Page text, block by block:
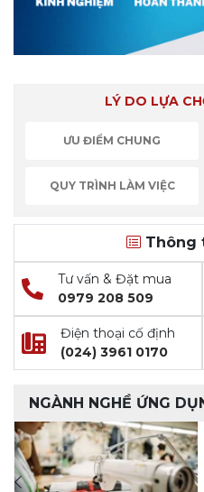
LÝ DO LỰA
ƯU ĐIỂM CHUNG
QUY TRÌNH LÀM VIỆC
Thông
Tư vấn & Đặt mua
0979 208 509
Điện thoại cố định
(024) 3961 0170
NGÀNH NGHỀ ỨNG